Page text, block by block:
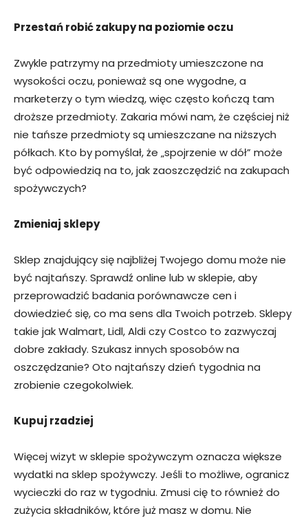
Przestań robić zakupy na poziomie oczu
Zwykle patrzymy na przedmioty umieszczone na
wysokości oczu, ponieważ są one wygodne, a
marketerzy o tym wiedzą, więc często kończą tam
droższe przedmioty. Zakaria mówi nam, że częściej niż
nie tańsze przedmioty są umieszczane na niższych
półkach. Kto by pomyślał, że „spojrzenie w dół” może
być odpowiedzią na to, jak zaoszczędzić na zakupach
spożywczych?
Zmieniaj sklepy
Sklep znajdujący się najbliżej Twojego domu może nie
być najtańszy. Sprawdź online lub w sklepie, aby
przeprowadzić badania porównawcze cen i
dowiedzieć się, co ma sens dla Twoich potrzeb. Sklepy
takie jak Walmart, Lidl, Aldi czy Costco to zazwyczaj
dobre zakłady. Szukasz innych sposobów na
oszczędzanie? Oto najtańszy dzień tygodnia na
zrobienie czegokolwiek.
Kupuj rzadziej
Więcej wizyt w sklepie spożywczym oznacza większe
wydatki na sklep spożywczy. Jeśli to możliwe, ogranicz
wycieczki do raz w tygodniu. Zmusi cię to również do
zużycia składników, które już masz w domu. Nie